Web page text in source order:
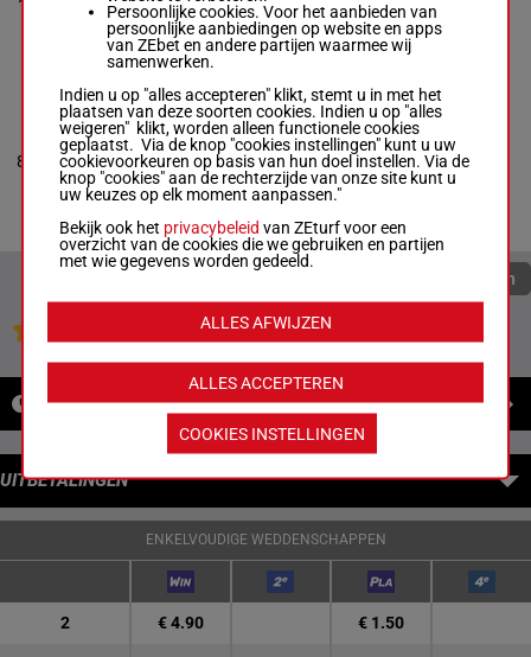
M/6 - 2100m-
7a 3a 1a 2a 2a
2a 2a
8
NEBRASKA
LOBELL
Finn Verkaik-
Hugo Langeweg
R/6 - 2100m-
1'12"8
2a 2a 1a (2024)
1a 1a
R/6 2100m1'12"8
2a 2a 1a
(2024)
1a 1a
Quoteringen verversen
Jouw favoriete paarden
NIEUWS
UITBETALINGEN
ENKELVOUDIGE WEDDENSCHAPPEN
2 € 4.90 € 1.50
Persoonlijke cookies. Voor het aanbieden van
persoonlijke aanbiedingen op website en apps
van ZEbet en andere partijen waarmee wij
samenwerken.
Indien u op "alles accepteren" klikt, stemt u in met het
plaatsen van deze soorten cookies. Indien u op "alles
weigeren" klikt, worden alleen functionele cookies
geplaatst. Via de knop "cookies instellingen" kunt u uw
cookievoorkeuren op basis van hun doel instellen. Via de
knop "cookies" aan de rechterzijde van onze site kunt u
uw keuzes op elk moment aanpassen."
Bekijk ook het privacybeleid van ZEturf voor een
overzicht van de cookies die we gebruiken en partijen
met wie gegevens worden gedeeld.
ALLES ACCEPTEREN
ALLES AFWIJZEN
COOKIES INSTELLINGEN